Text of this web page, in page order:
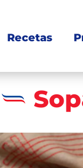
Recetas